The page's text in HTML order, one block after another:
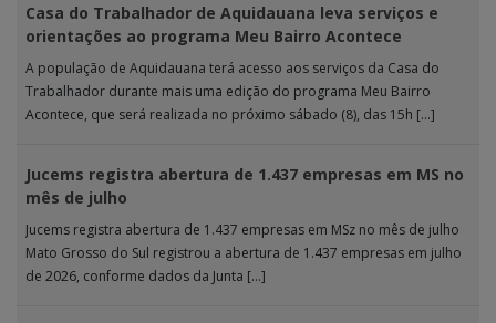
Casa do Trabalhador de Aquidauana leva serviços e
orientações ao programa Meu Bairro Acontece
A população de Aquidauana terá acesso aos serviços da Casa do
Trabalhador durante mais uma edição do programa Meu Bairro
Acontece, que será realizada no próximo sábado (8), das 15h […]
Jucems registra abertura de 1.437 empresas em MS no
mês de julho
Jucems registra abertura de 1.437 empresas em MSz no mês de julho
Mato Grosso do Sul registrou a abertura de 1.437 empresas em julho
de 2026, conforme dados da Junta […]